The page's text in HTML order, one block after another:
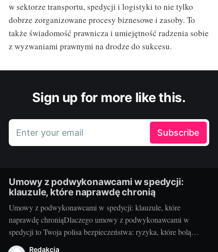
w sektorze transportu, spedycji i logistyki to nie tylko
dobrze zorganizowane procesy biznesowe i zasoby. To
także świadomość prawnicza i umiejętność radzenia sobie
z wyzwaniami prawnymi na drodze do sukcesu.
Sign up for more like this.
Enter your email Subscribe
Umowy z podwykonawcami w spedycji:
klauzule, które naprawdę chronią
Umowy z podwykonawcami w spedycji: klauzule, które
naprawdę chroniąDlaczego umowy z podwykonawcami w
spedycji to Twoja polisa bezpieczeństwa: ryzyka, które bolą
najbardziejW spedycji szybkość decyzji spotyka się z wysokim
Redakcja